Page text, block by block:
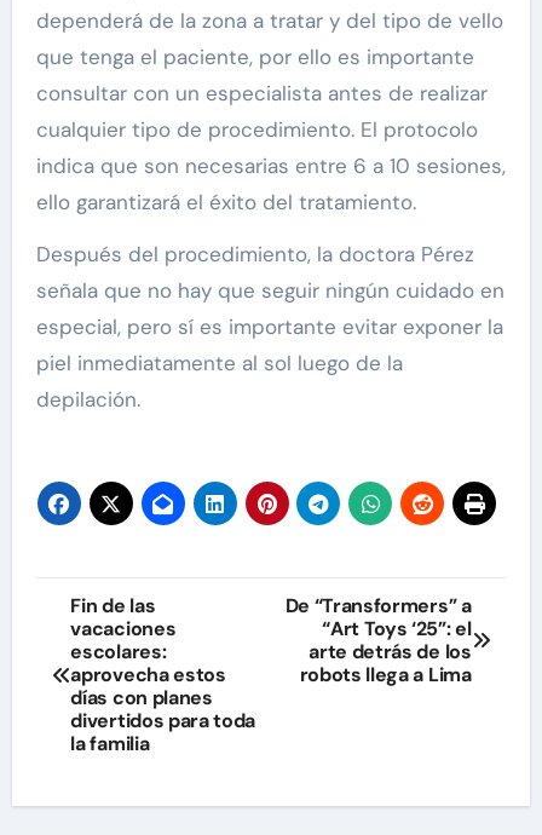
dependerá de la zona a tratar y del tipo de vello
que tenga el paciente, por ello es importante
consultar con un especialista antes de realizar
cualquier tipo de procedimiento. El protocolo
indica que son necesarias entre 6 a 10 sesiones,
ello garantizará el éxito del tratamiento.
Después del procedimiento, la doctora Pérez
señala que no hay que seguir ningún cuidado en
especial, pero sí es importante evitar exponer la
piel inmediatamente al sol luego de la
depilación.
Navegación
de
entradas
Fin de las
vacaciones
escolares:
aprovecha estos
días con planes
divertidos para toda
la familia
De “Transformers” a
“Art Toys ‘25”: el
arte detrás de los
robots llega a Lima